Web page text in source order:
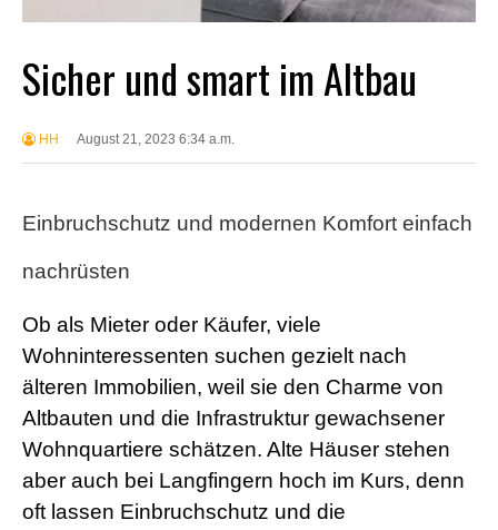
Sicher und smart im Altbau
HH August 21, 2023 6:34 a.m.
Einbruchschutz und modernen Komfort einfach
nachrüsten
Ob als Mieter oder Käufer, viele
Wohninteressenten suchen gezielt nach
älteren Immobilien, weil sie den Charme von
Altbauten und die Infrastruktur gewachsener
Wohnquartiere schätzen. Alte Häuser stehen
aber auch bei Langfingern hoch im Kurs, denn
oft lassen Einbruchschutz und die